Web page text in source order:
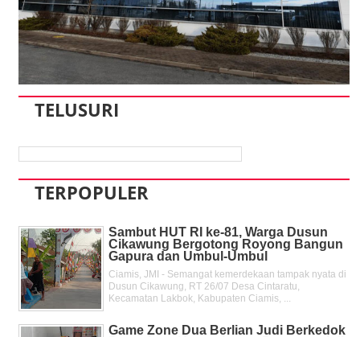
TELUSURI
TERPOPULER
Sambut HUT RI ke-81, Warga Dusun
Cikawung Bergotong Royong Bangun
Gapura dan Umbul-Umbul
Ciamis, JMI - Semangat kemerdekaan tampak nyata di
Dusun Cikawung, RT 26/07 Desa Cintaratu,
Kecamatan Lakbok, Kabupaten Ciamis, ...
Game Zone Dua Berlian Judi Berkedok